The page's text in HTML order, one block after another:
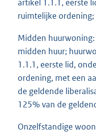
artikel 1.1.1, eerste
ruimtelijke ordening;
Midden
midden huur;
1.1.1, eerste lid,
ordening, met een
de geldende
125% van de
Onzelfstandige